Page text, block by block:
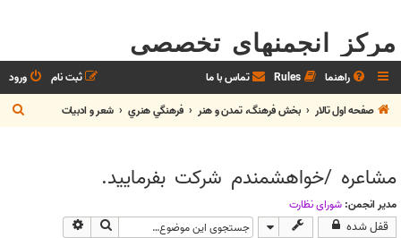
مرکز انجمنهای تخصصی
راهنما Rules تماس با ما ورود
ثبت نام
صفحه اول تالار
بخش فرهنگ، تمدن و هنر فرهنگي هنري شعر و ادبيات
ج
س
مشاعره /خواهشمندم شركت بفرماييد.
مدیر انجمن: شوراي نظارت
قفل شده جستجو